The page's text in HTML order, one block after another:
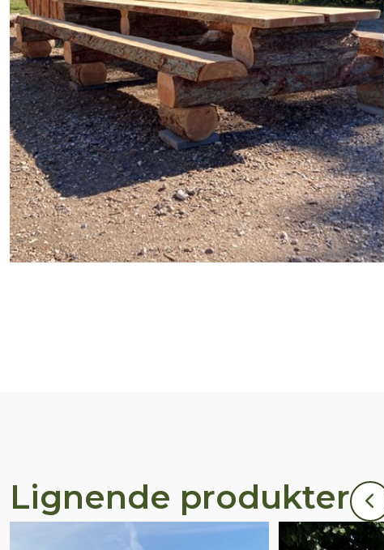
Lignende produkter